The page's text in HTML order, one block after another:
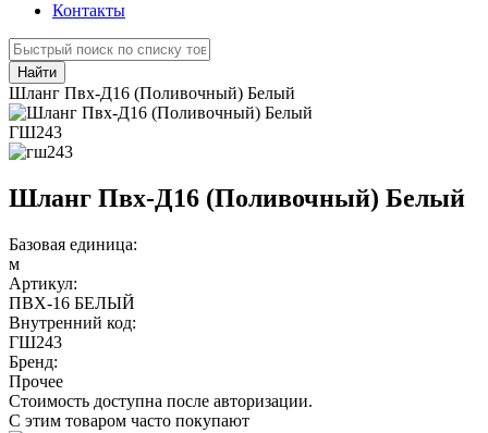
Контакты
Найти
Шланг Пвх-Д16 (Поливочный) Белый
ГШ243
Шланг Пвх-Д16 (Поливочный) Белый
Базовая единица:
м
Артикул:
ПВХ-16 БЕЛЫЙ
Внутренний код:
ГШ243
Бренд:
Прочее
Стоимость доступна после авторизации.
С этим товаром часто покупают